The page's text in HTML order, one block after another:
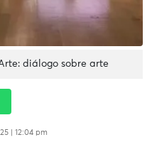
diálogo sobre arte
| 12:04 pm